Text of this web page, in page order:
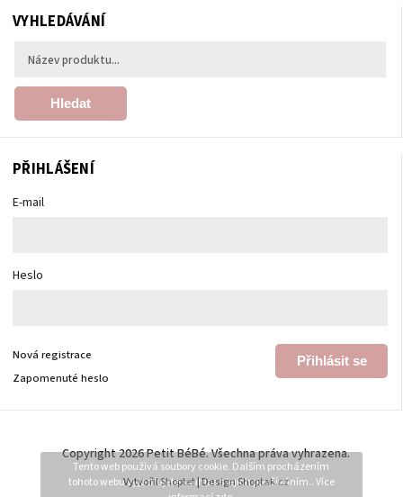
Tento web používá soubory cookie. Dalším procházením
tohoto webu vyjadřujete souhlas s jejich používáním.. Více
VYHLEDÁVÁNÍ
Hledat
PŘIHLÁŠENÍ
E-mail
Heslo
Přihlásit se
Nová registrace
Zapomenuté heslo
Copyright 2026Petit BéBé. Všechna práva vyhrazena.
VytvořilShoptet| DesignShoptak.cz